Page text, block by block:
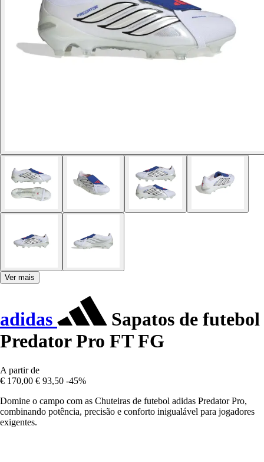
Ver mais
adidas
Sapatos de futebol
Predator Pro FT FG
A partir de
€ 170,00 € 93,50 -45%
Domine o campo com as Chuteiras de futebol adidas Predator Pro,
combinando potência, precisão e conforto inigualável para jogadores
exigentes.